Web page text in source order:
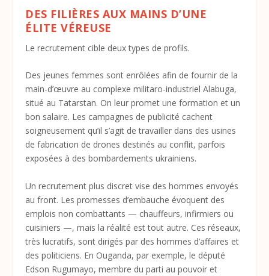
DES FILIÈRES AUX MAINS D’UNE
ÉLITE VÉREUSE
Le recrutement cible deux types de profils.
Des jeunes femmes sont enrôlées afin de fournir de la
main-d’œuvre au complexe militaro-­industriel Alabuga,
situé au Tatarstan. On leur promet une formation et un
bon salaire. Les campagnes de publicité cachent
soigneusement qu’il s’agit de travailler dans des usines
de fabrication de drones destinés au conflit, parfois
exposées à des bombardements ukrainiens.
Un recrutement plus discret vise des hommes envoyés
au front. Les promesses d’embauche évoquent des
emplois non combattants — chauffeurs, infirmiers ou
cuisiniers —, mais la réalité est tout autre. Ces réseaux,
très lucratifs, sont dirigés par des hommes d’affaires et
des politiciens. En Ouganda, par exemple, le député
Edson Rugumayo, membre du parti au pouvoir et